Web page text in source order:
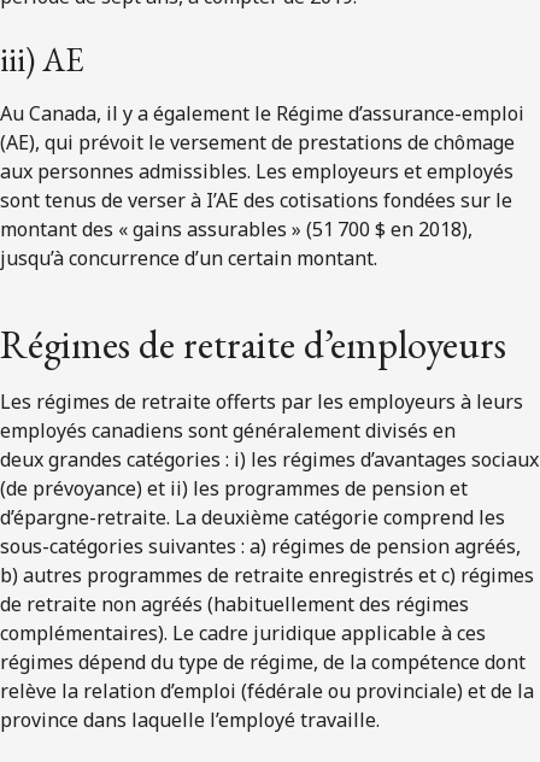
iii) AE
Au Canada, il y a également le Régime d’assurance-emploi
(AE), qui prévoit le versement de prestations de chômage
aux personnes admissibles. Les employeurs et employés
sont tenus de verser à I’AE des cotisations fondées sur le
montant des « gains assurables » (51 700 $ en 2018),
jusqu’à concurrence d’un certain montant.
Régimes de retraite d’employeurs
Les régimes de retraite offerts par les employeurs à leurs
employés canadiens sont généralement divisés en
deux grandes catégories : i) les régimes d’avantages sociaux
(de prévoyance) et ii) les programmes de pension et
d’épargne-retraite. La deuxième catégorie comprend les
sous-catégories suivantes : a) régimes de pension agréés,
b) autres programmes de retraite enregistrés et c) régimes
de retraite non agréés (habituellement des régimes
complémentaires). Le cadre juridique applicable à ces
régimes dépend du type de régime, de la compétence dont
relève la relation d’emploi (fédérale ou provinciale) et de la
province dans laquelle l’employé travaille.